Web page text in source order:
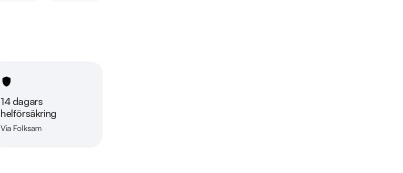
14 dagars
helförsäkring
Via Folksam